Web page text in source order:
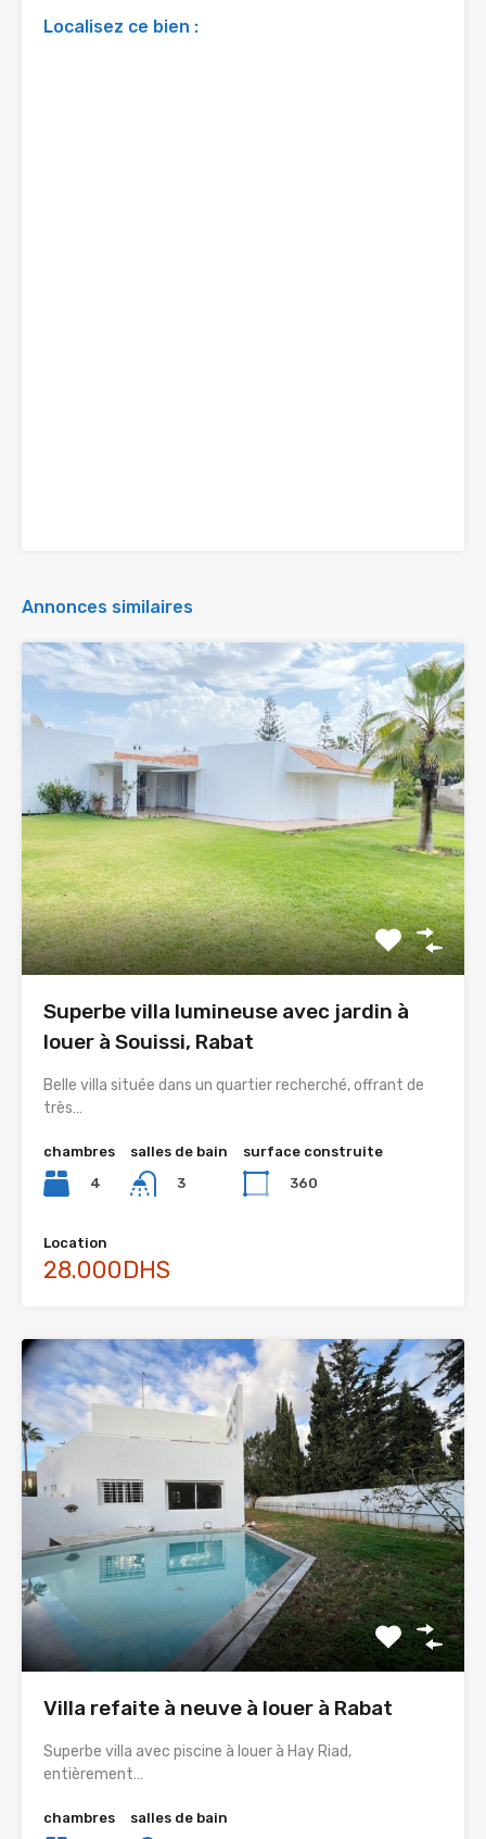
Localisez ce bien :
Annonces similaires
Superbe villa lumineuse avec jardin à
louer à Souissi, Rabat
Belle villa située dans un quartier recherché, offrant de
très…
chambres
4
salles de bain
3
surface construite
360
Location
28.000DHS
Villa refaite à neuve à louer à Rabat
Superbe villa avec piscine à louer à Hay Riad,
entièrement…
chambres
salles de bain